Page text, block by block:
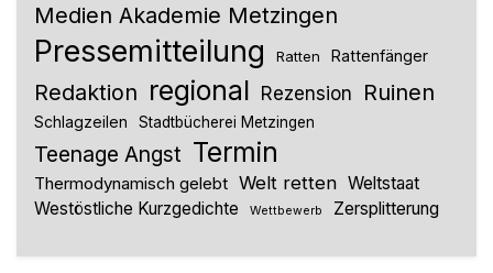
Medien Akademie Metzingen
Pressemitteilung Ratten Rattenfänger
Redaktion regional Rezension Ruinen
Schlagzeilen Stadtbücherei Metzingen
Teenage Angst Termin
Thermodynamisch gelebt Welt retten Weltstaat
Westöstliche Kurzgedichte
Wettbewerb Zersplitterung